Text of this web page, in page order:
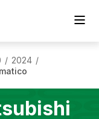
/ 2024 /